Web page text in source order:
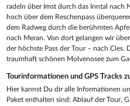
radeln über Imst durch das Inntal nach
hoch über dem Reschenpass
dem Radweg durch die berühmten
nach Meran. Von dort gelangen wir
der höchste Pass der Tour – nach Cles.
traumhaft schönen Molvenosee zum
Tourinformationen und GPS Tracks
Hier kannst Du dir alle Informationen
Paket enthalten sind: Ablauf der Tour,